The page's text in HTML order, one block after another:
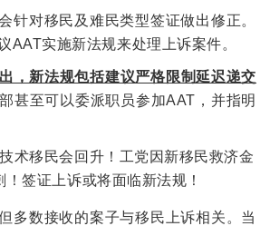
针对移民及难民类型签证做出修正。
AAT实施新法规来处理上诉案件。
，新法规包括建议严格限制延迟递交
甚至可以委派职员参加AAT，并指明
多数接收的案子与移民上诉相关。当